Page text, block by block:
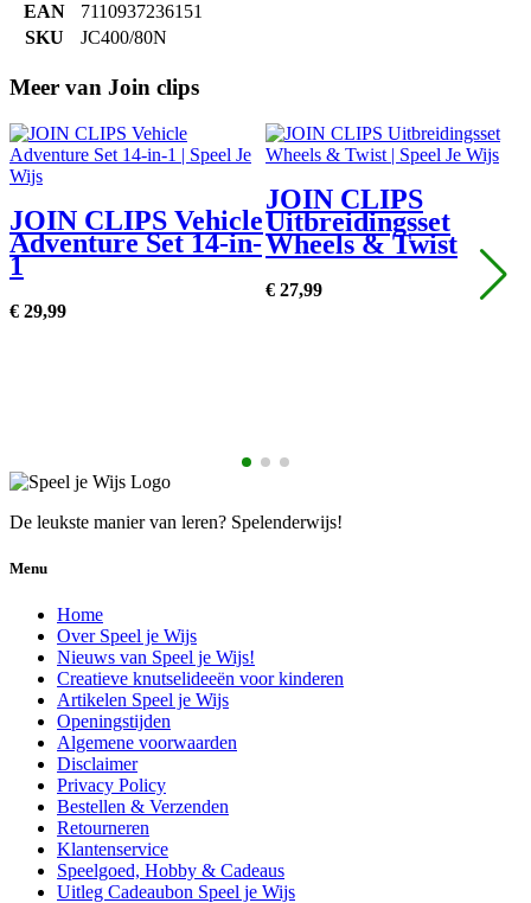
EAN
7110937236151
SKU
JC400/80N
Meer van Join clips
JOIN CLIPS Vehicle
Adventure Set 14-in-
1
€ 29,99
JOIN CLIPS
Uitbreidingsset
Wheels & Twist
€ 27,99
De leukste manier van leren? Spelenderwijs!
Menu
Home
Over Speel je Wijs
Nieuws van Speel je Wijs!
Creatieve knutselideeën voor kinderen
Artikelen Speel je Wijs
Openingstijden
Algemene voorwaarden
Disclaimer
Privacy Policy
Bestellen & Verzenden
Retourneren
Klantenservice
Speelgoed, Hobby & Cadeaus
Uitleg Cadeaubon Speel je Wijs